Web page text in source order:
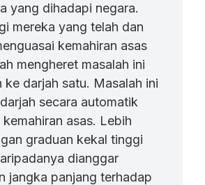
yang dihadapi negara.
mereka yang telah dan
kemahiran asas
mengheret masalah ini
darjah satu. Masalah ini
secara automatik
asas. Lebih
graduan kekal tinggi
dianggar
jangka panjang terhadap